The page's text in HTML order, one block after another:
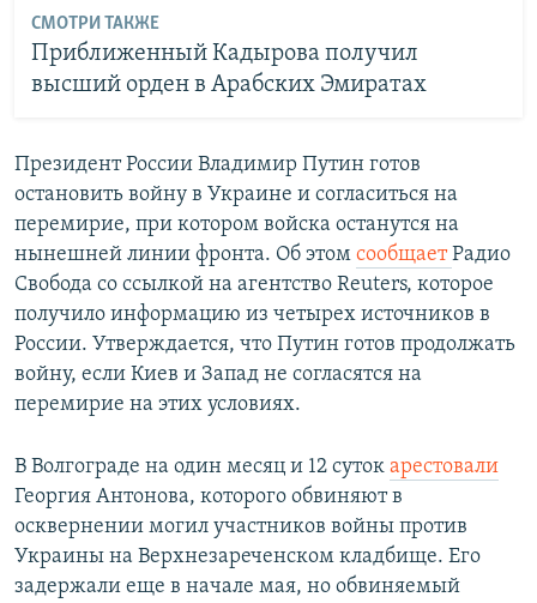
СМОТРИ ТАКЖЕ
Приближенный Кадырова получил
высший орден в Арабских Эмиратах
Президент России Владимир Путин готов
остановить войну в Украине и согласиться на
перемирие, при котором войска останутся на
нынешней линии фронта. Об этом сообщает Радио
Свобода со ссылкой на агентство Reuters, которое
получило информацию из четырех источников в
России. Утверждается, что Путин готов продолжать
войну, если Киев и Запад не согласятся на
перемирие на этих условиях.
В Волгограде на один месяц и 12 суток арестовали
Георгия Антонова, которого обвиняют в
осквернении могил участников войны против
Украины на Верхнезареченском кладбище. Его
задержали еще в начале мая, но обвиняемый